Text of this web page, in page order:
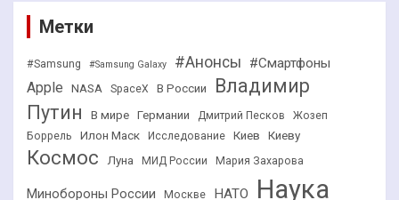
Метки
#Samsung #Samsung Galaxy #Анонсы #Смартфоны
Apple NASA SpaceX В России
Владимир
Путин
В мире Германии Дмитрий Песков
Жозеп
Боррель
Илон Маск Исследование Киев Киеву
Космос Луна МИД России Мария Захарова
Минобороны России Москве НАТО Наука